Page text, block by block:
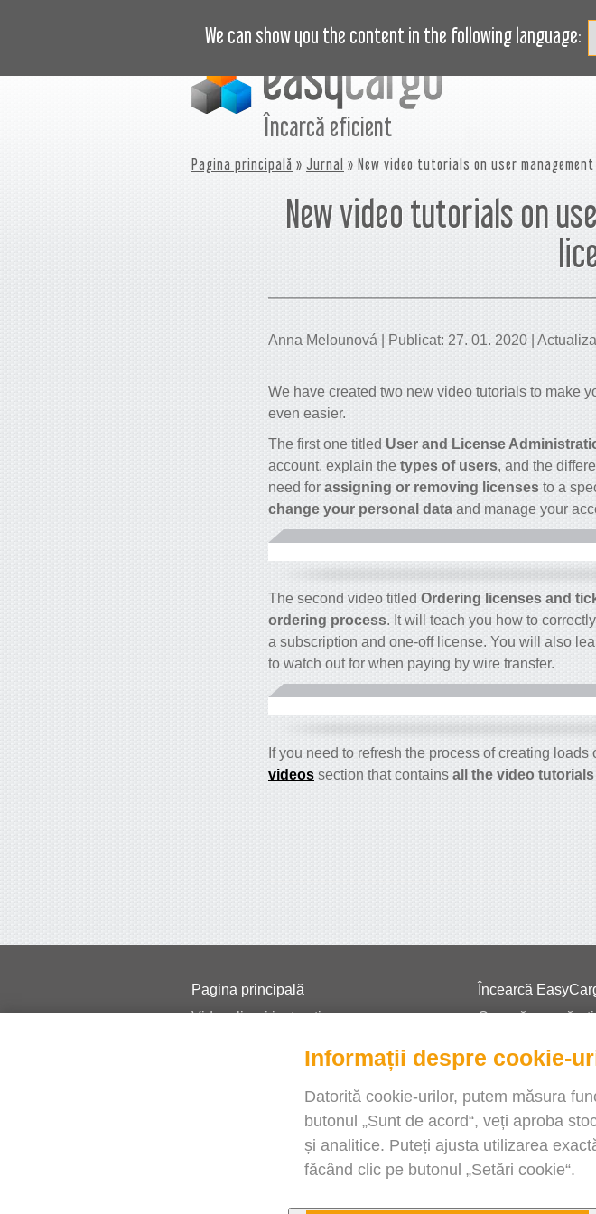
We can show you the content in the following language:
Încarcă eficient
Pagina principală » Jurnal » New video tutorials on user
New video tutorials on
Anna Melounová | Publicat: 27. 01. 2020 |
We have created two new video tutorials to make
even easier.
The first one titled User and License
account, explain the types of users, and the
need for assigning or removing licenses to a
change your personal data and manage your
The second video titled Ordering licenses and
ordering process. It will teach you how to correctly
a subscription and one-off license. You will also
to watch out for when paying by wire transfer.
If you need to refresh the process of creating
videos section that contains all the video
Pagina principală
Videoclipuri instructive
Aveți nevoie de ajutor?
Încearcă
Cum să
Informații API și
Pliante
Despre noi
Note de lansare
Magazin online
Termeni și condiții
Informații despre cookie-
Datorită cookie-urilor, putem măsura
butonul „Sunt de acord“, veți aproba
și analitice. Puteți ajusta utilizarea
făcând clic pe butonul „Setări cookie“.